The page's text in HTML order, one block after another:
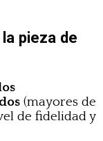
pieza de
(mayores de
de fidelidad y